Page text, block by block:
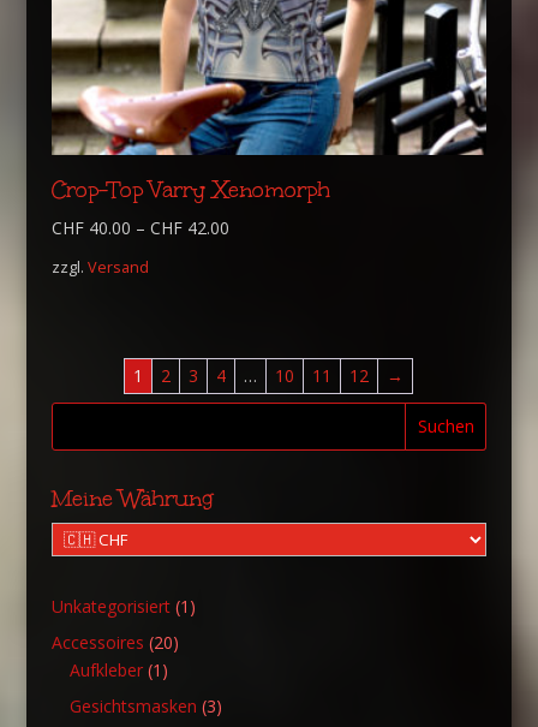
Crop-Top Varry Xenomorph
CHF40.00 – CHF42.00
zzgl. Versand
1 2 3 4 … 10 11 12 →
Suchen
Meine Währung
Unkategorisiert 1 1
Accessoires 2020
Aufkleber 1 1
Produkt
Gesichtsmasken 33